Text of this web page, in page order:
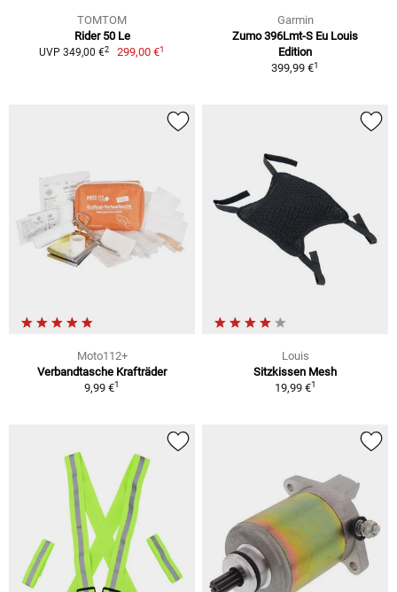
TOMTOM
Rider 50 Le
UVP 349,00 €2 299,00 €1
Garmin
Zumo 396Lmt-S Eu Louis
Edition
399,99 €1
Moto112+
Verbandtasche Krafträder
9,99 €1
Louis
Sitzkissen Mesh
19,99 €1